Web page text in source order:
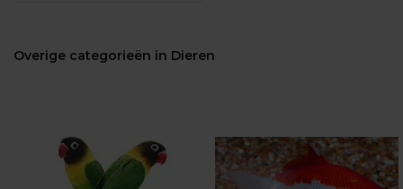
Overige categorieën in Dieren